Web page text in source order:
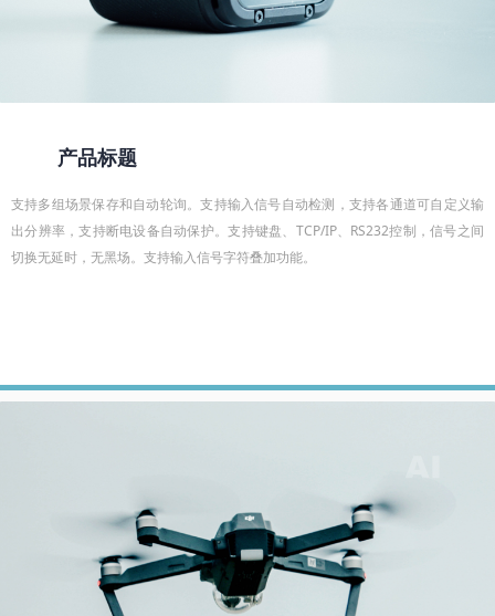
产品标题
支持多组场景保存和自动轮询。支持输入信号自动检测，支持各通道可自定义输
出分辨率，支持断电设备自动保护。支持键盘、TCP/IP、RS232控制，信号之间
切换无延时，无黑场。支持输入信号字符叠加功能。